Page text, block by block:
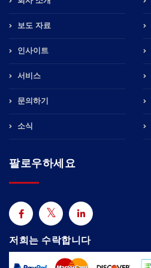
보도 자료
인사이트
서비스
문의하기
소식
팔로우하세요
저희는 수락합니다